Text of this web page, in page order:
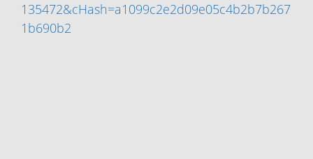
135472&cHash=a1099c2e2d09e05c4b2b7b267
1b690b2